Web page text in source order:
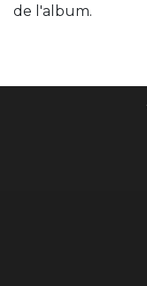
de l'album.